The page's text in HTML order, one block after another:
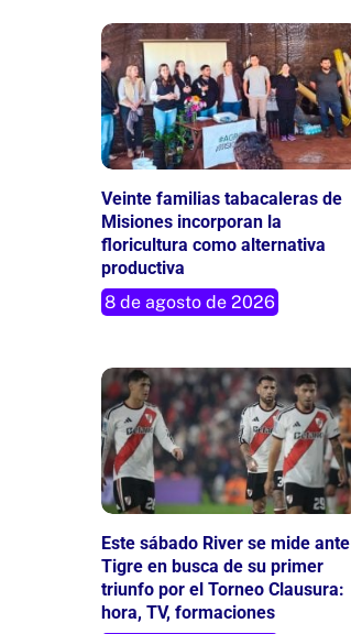
Veinte familias tabacaleras de
Misiones incorporan la
floricultura como alternativa
productiva
8 de agosto de 2026
Este sábado River se mide ante
Tigre en busca de su primer
triunfo por el Torneo Clausura:
hora, TV, formaciones